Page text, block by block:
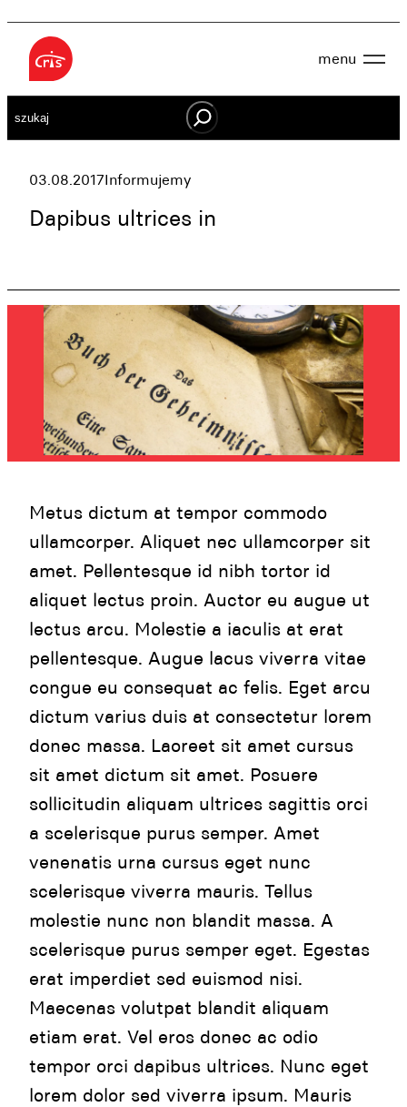
Przejdź
treści
menu
Aktualności
Wspieraj nas
OWES
Szukaj
03.08.2017Informujemy
Dapibus ultrices in
Metus dictum at tempor commodo
ullamcorper. Aliquet nec ullamcorper sit
amet. Pellentesque id nibh tortor id
aliquet lectus proin. Auctor eu augue ut
lectus arcu. Molestie a iaculis at erat
pellentesque. Augue lacus viverra vitae
congue eu consequat ac felis. Eget arcu
dictum varius duis at consectetur lorem
donec massa. Laoreet sit amet cursus
sit amet dictum sit amet. Posuere
sollicitudin aliquam ultrices sagittis orci
a scelerisque purus semper. Amet
venenatis urna cursus eget nunc
scelerisque viverra mauris. Tellus
molestie nunc non blandit massa. A
scelerisque purus semper eget. Egestas
erat imperdiet sed euismod nisi.
Maecenas volutpat blandit aliquam
etiam erat. Vel eros donec ac odio
tempor orci dapibus ultrices. Nunc eget
lorem dolor sed viverra ipsum. Mauris